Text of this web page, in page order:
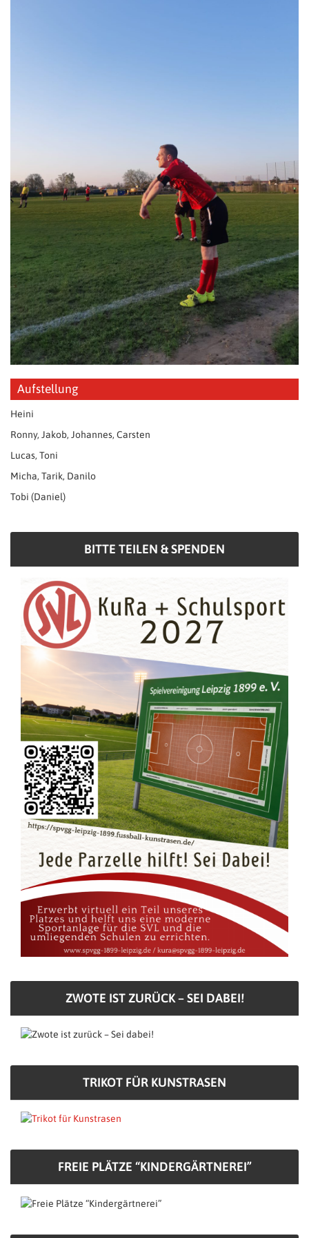
Aufstellung
Heini
Ronny, Jakob, Johannes, Carsten
Lucas, Toni
Micha, Tarik, Danilo
Tobi (Daniel)
BITTE TEILEN & SPENDEN
ZWOTE IST ZURÜCK – SEI DABEI!
TRIKOT FÜR KUNSTRASEN
FREIE PLÄTZE “KINDERGÄRTNEREI”